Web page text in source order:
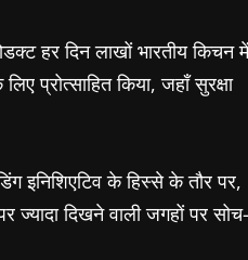
हर दिन लाखों भारतीय किचन में
प्रोत्साहित किया, जहाँ सुरक्षा
इनिशिएटिव के हिस्से के तौर पर,
ज्यादा दिखने वाली जगहों पर सोच-